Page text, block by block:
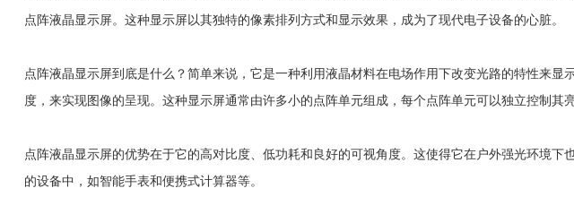
点阵液晶显示屏。这种显示屏以其独特的像素排列方式和显示效果，成为了现代电子设备的心脏。
点阵液晶显示屏到底是什么？简单来说，它是一种利用液晶材料在电场作用下改变光路的特性来
度，来实现图像的呈现。这种显示屏通常由许多小的点阵单元组成，每个点阵单元可以独立控制其
点阵液晶显示屏的优势在于它的高对比度、低功耗和良好的可视角度。这使得它在户外强光环境
的设备中，如智能手表和便携式计算器等。